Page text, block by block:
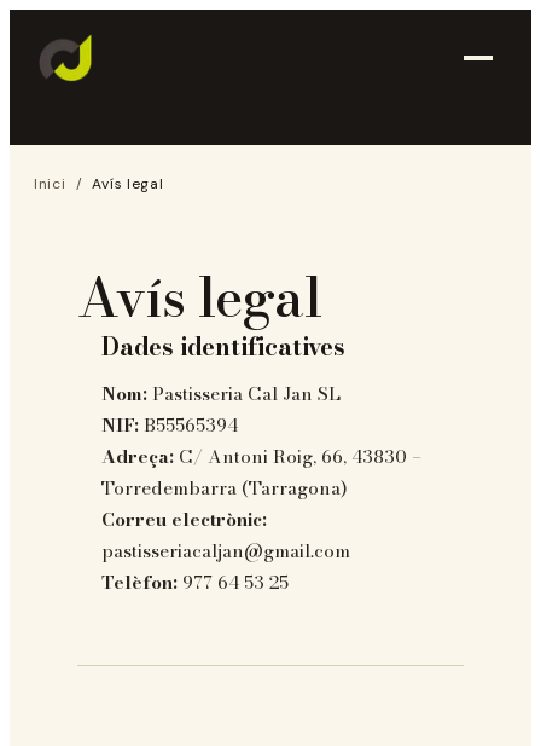
Inici / Avís legal
Avís legal
Dades identificatives
Nom: Pastisseria Cal Jan SL
NIF: B55565394
Adreça: C/ Antoni Roig, 66, 43830 –
Torredembarra (Tarragona)
Correu electrònic:
pastisseriacaljan@gmail.com
Telèfon: 977 64 53 25